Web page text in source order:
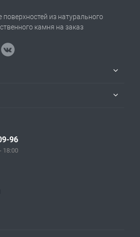
поверхностей из натурального
камня на заказ
96
18:00